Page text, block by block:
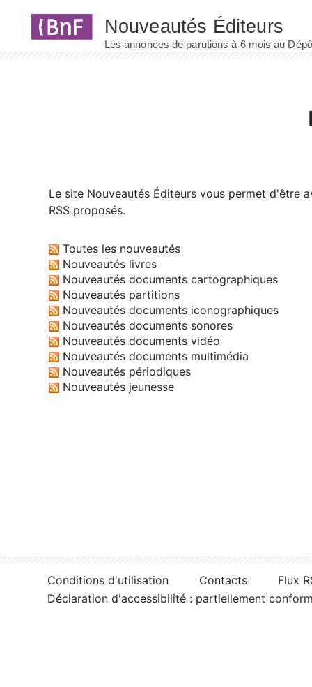
Le site Nouveautés Éditeurs vous permet d'être
RSS proposés.
Toutes les nouveautés
Nouveautés livres
Nouveautés documents cartographiques
Nouveautés partitions
Nouveautés documents iconographiques
Nouveautés documents sonores
Nouveautés documents vidéo
Nouveautés documents multimédia
Nouveautés périodiques
Nouveautés jeunesse
Conditions d'utilisation Contacts
Flux
Déclaration d'accessibilité : partiellement